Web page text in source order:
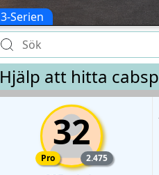
3-Serien
Hjälp att hitta
32
ProPro-medlem
2.475